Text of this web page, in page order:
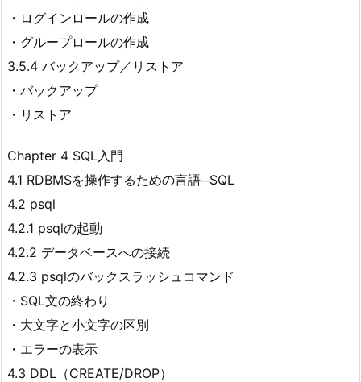
・ログインロールの作成
・グループロールの作成
3.5.4 バックアップ／リストア
・バックアップ
・リストア
Chapter 4 SQL入門
4.1 RDBMSを操作するための言語─SQL
4.2 psql
4.2.1 psqlの起動
4.2.2 データベースへの接続
4.2.3 psqlのバックスラッシュコマンド
・SQL文の終わり
・大文字と小文字の区別
・エラーの表示
4.3 DDL（CREATE/DROP）